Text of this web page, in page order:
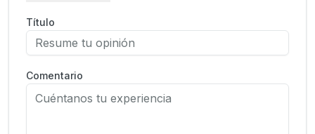
Título
Comentario